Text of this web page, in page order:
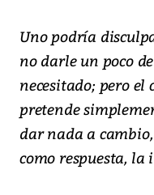
Uno podría
no darle un poco
necesitado; pero el
pretende
dar nada a
como respuesta, la